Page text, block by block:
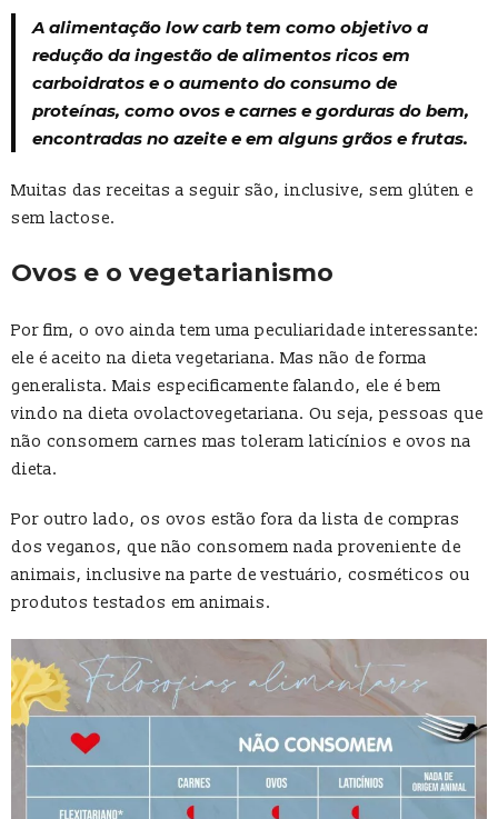
A alimentação low carbtem como objetivo a
redução da ingestão de alimentos ricos em
carboidratos e o aumento do consumo de
proteínas, como ovos e carnes e gorduras do bem,
encontradas no azeite e em alguns grãos e frutas.
Muitas das receitas a seguir são, inclusive, sem glúten e
sem lactose.
Ovos e o vegetarianismo
Por fim, o ovo ainda tem uma peculiaridade interessante:
ele é aceito na dieta vegetariana. Mas não de forma
generalista. Mais especificamente falando, ele é bem
vindo na dieta ovolactovegetariana. Ou seja, pessoas que
não consomem carnes mas toleram laticínios e ovos na
dieta.
Por outro lado, os ovos estão fora da lista de compras
dos veganos, que não consomem nada proveniente de
animais, inclusive na parte de vestuário, cosméticos ou
produtos testados em animais.